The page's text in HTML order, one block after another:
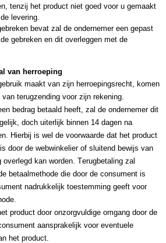
tenzij het product niet goed voor u gemaakt
levering.
bevat zal de ondernemer een gepast
gebreken en dit overleggen met de
van herroeping
maakt van zijn herroepingsrecht, komen
terugzending voor zijn rekening.
bedrag betaald heeft, zal de ondernemer dit
doch uiterlijk binnen 14 dagen na
Hierbij is wel de voorwaarde dat het product
door de webwinkelier of sluitend bewijs van
kan worden. Terugbetaling zal
betaalmethode die door de consument is
nadrukkelijk toestemming geeft voor
product door onzorgvuldige omgang door de
aansprakelijk voor eventuele
het product.